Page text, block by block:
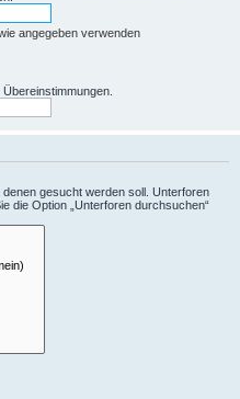
angegeben verwenden
gesucht werden soll. Unterforen
die Option „Unterforen durchsuchen“